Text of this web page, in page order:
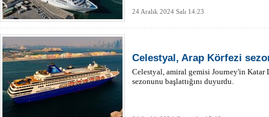
24 Aralık 2024 Salı 14:23
Celestyal, Arap Körfezi
Celestyal, amiral gemisi Journey'in Katar
sezonunu başlattığını duyurdu.